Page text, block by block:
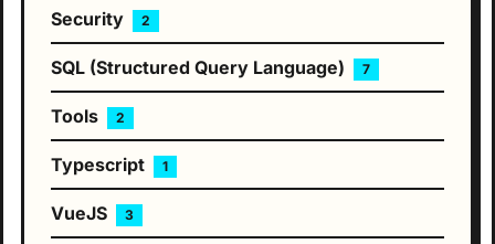
Security 2
SQL (Structured Query Language) 7
Tools 2
Typescript 1
VueJS 3